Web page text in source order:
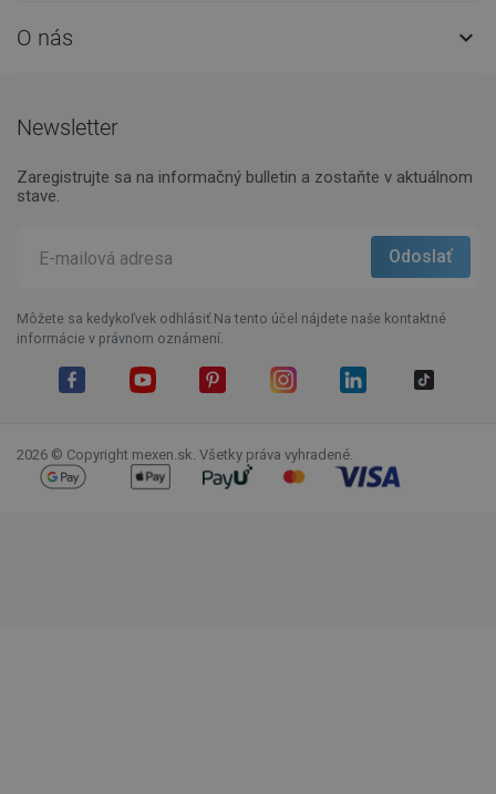
O nás 
Newsletter
Zaregistrujte sa na informačný bulletin a zostaňte v aktuálnom
stave.
Môžete sa kedykoľvek odhlásiť.Na tento účel nájdete naše kontaktné
informácie v právnom oznámení.
2026 © Copyright mexen.sk. Všetky práva vyhradené.